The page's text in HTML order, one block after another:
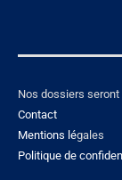
Nos dossiers
Contact
Mentions légales
Politique de